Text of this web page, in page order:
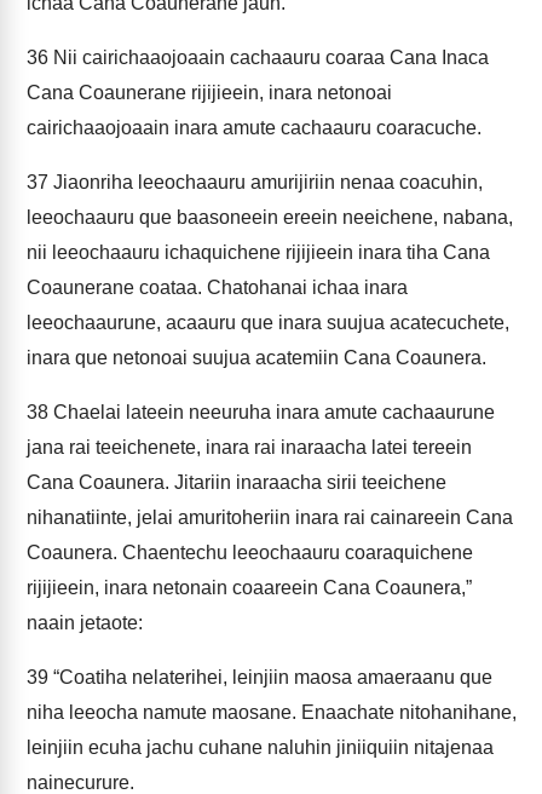
36 Nii cairichaaojoaain cachaauru coaraa Cana Inaca
Cana Coaunerane rijijieein, inara netonoai
cairichaaojoaain inara amute cachaauru coaracuche.
37 Jiaonriha leeochaauru amurijiriin nenaa coacuhin,
leeochaauru que baasoneein ereein neeichene, nabana,
nii leeochaauru ichaquichene rijijieein inara tiha Cana
Coaunerane coataa. Chatohanai ichaa inara
leeochaaurune, acaauru que inara suujua acatecuchete,
inara que netonoai suujua acatemiin Cana Coaunera.
38 Chaelai lateein neeuruha inara amute cachaaurune
jana rai teeichenete, inara rai inaraacha latei tereein
Cana Coaunera. Jitariin inaraacha sirii teeichene
nihanatiinte, jelai amuritoheriin inara rai cainareein Cana
Coaunera. Chaentechu leeochaauru coaraquichene
rijijieein, inara netonain coaareein Cana Coaunera,”
naain jetaote:
39 “Coatiha nelaterihei, leinjiin maosa amaeraanu que
niha leeocha namute maosane. Enaachate nitohanihane,
leinjiin ecuha jachu cuhane naluhin jiniiquiin nitajenaa
nainecurure.